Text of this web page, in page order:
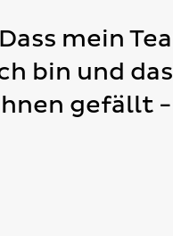
mein
bin und
gefällt